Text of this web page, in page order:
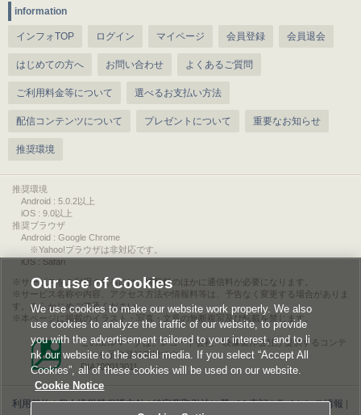
information
インフォTOP ログイン マイページ 会員登録 会員退会
はじめての方へ お問い合わせ よくあるご質問
ご利用料金等について 選べるお支払い方法
配信コンテンツについて プレゼントについて 重要なお知らせ
推奨環境
推奨環境
Android : 5.0.2以上
iOS : 9.0以上
推奨ブラウザ
Android : Google Chrome
※Yahoo!ブラウザは非対応です。
iOS : Safari
サービスをご利用されるには、情報料のほかに通信料が必要になります。
サービス名称や内容、アクセス方法や情報料等は、予告なく変更する場合がありま
す。あらかじめご了承ください。
本ページに掲載のイラスト・写真・文章の無断複写及び転載を禁じます。
このエルマークは、レコード会社・映像製作会社が提供するコンテ
ンツを示す登録商標です。
RIAJ00013011
利用規約|個人情報等保護方針|特定商取引法に基づく表記|ライセンス情報
Our use of Cookies
We use cookies to make our website work properly. We also
use cookies to analyze the traffic of our website, to provide
you with the advertisement tailored to your interest, and to li
nk our website to the social media. If you select “Accept All
Cookies”, all of these cookies will be used on our website.
Cookie Notice